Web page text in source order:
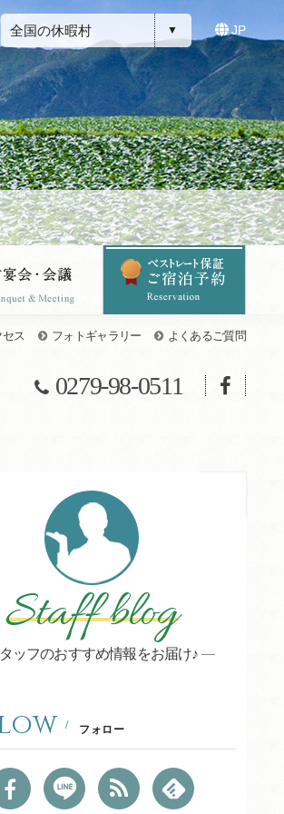
全国の休暇村 JP
セス フォトギャラリー よくあるご質問
0279-98-0511
Staff blog
ッフのおすすめ情報をお届け♪
フォロー